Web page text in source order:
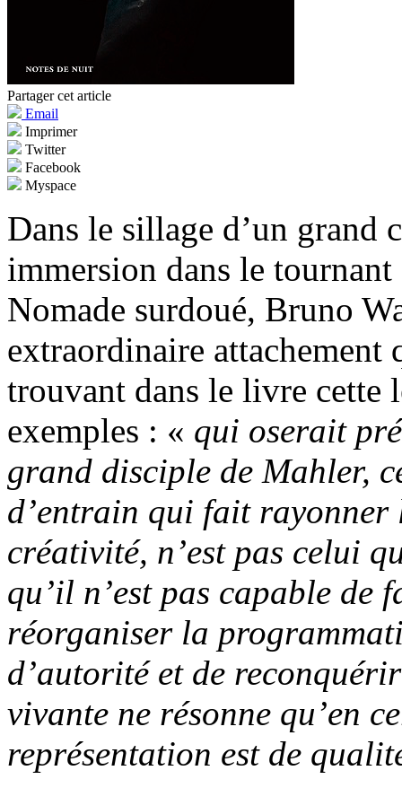
Partager cet article
Email
Imprimer
Twitter
Facebook
Myspace
Dans le sillage d’un grand
immersion dans le
Nomade surdoué, Bruno
extraordinaire attachement
trouvant dans le livre cette
exemples : « qui oserait
grand disciple de Mahler,
d’entrain qui fait rayonner
créativité, n’est pas celui
qu’il n’est pas capable de
réorganiser la
d’autorité et de
vivante ne résonne qu’en
représentation est de